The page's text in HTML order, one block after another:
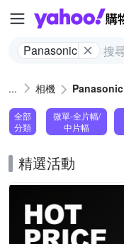
Panasonic
相機 Panasonic
全部
分類
微單-全片幅/
中片幅
精選活動